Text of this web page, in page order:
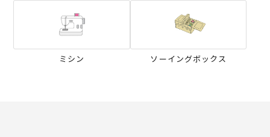
ミシン ソーイングボックス